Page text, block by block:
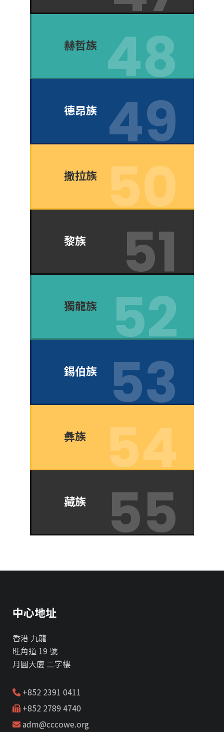
赫哲族
德昂族
撒拉族
黎族
獨龍族
錫伯族
彝族
藏族
中心地址
香港 九龍
旺角道 19 號
月圓大廈 二字樓
+852 2391 0411
+852 2789 4740
adm@cccowe.org